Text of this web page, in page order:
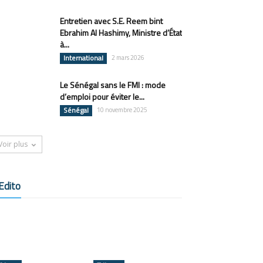
Entretien avec S.E. Reem bint
Ebrahim Al Hashimy, Ministre d’État
à...
International 2 mars 2026
Le Sénégal sans le FMI : mode
d’emploi pour éviter le...
Sénégal 10 novembre 2025
plus